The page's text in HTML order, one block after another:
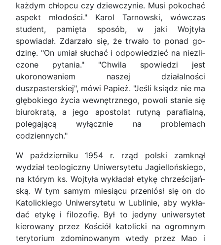
każdym chłopcu czy dziewczynie. Musi pokochać
aspekt młodości." Karol Tarnowski, wówczas
student, pamięta sposób, w jaki Wojtyła
spowiadał. Zdarzało się, że trwało to ponad go­
dzinę. "On umiał słuchać i odpowiedzieć na niezli­
czone pytania." "Chwila spowiedzi jest
ukoronowa­niem naszej działalności
duszpasterskiej", mówi Papież. "Jeśli ksiądz nie ma
głębokiego życia we­wnętrznego, powoli stanie się
biurokratą, a jego apostolat rutyną parafialną,
polegającą wyłącznie na problemach
codziennych."
W październiku 1954 r. rząd polski zamknął
wydział teologiczny Uniwersytetu Jagiellońskiego,
na którym ks. Wojtyła wykładał etykę chrześcijań­
ską. W tym samym miesiącu przeniósł się on do
Katolickiego Uniwersytetu w Lublinie, aby wykła­
dać etykę i filozofię. Był to jedyny uniwersytet
kie­rowany przez Kościół katolicki na ogromnym
tery­torium zdominowanym wtedy przez Mao i